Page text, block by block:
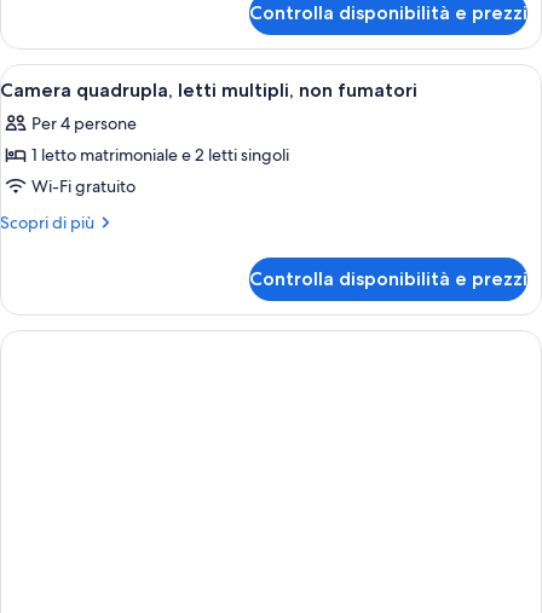
o
2
letti
singoli,
non
fumatori
Superior
con
letto
matrimoniale
o
2
singoli,
non
fumatori
Controlla disponibilità e prezzi
Apri
tutte
le
foto
per
Camera
multipli,
non
fumatori
Una moderna camera d'albergo
3
Camera quadrupla, letti multipli, non fumatori
Per 4 persone
1 letto matrimoniale e 2 letti singoli
Wi-Fi gratuito
Scopri di più
Altri
quadrupla,
letti
multipli,
Controlla disponibilità e prezzi